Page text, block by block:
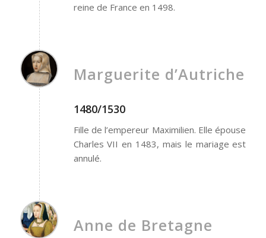
reine de France en 1498.
Marguerite d’Autriche
1480/1530
Fille de l’empereur Maximilien. Elle épouse
Charles VII en 1483, mais le mariage est
annulé.
Anne de Bretagne